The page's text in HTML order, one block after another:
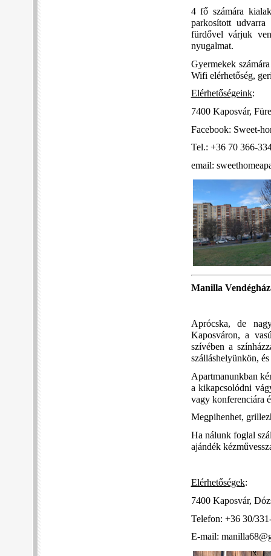
4 fő számára
parkosított
fürdővel várjuk
nyugalmat.
Gyermekek
Wifi elérhetőség,
Elérhetőségeink:
7400 Kaposvár,
Facebook: Sweet-
Tel.: +36 70 366-
email:
Manilla
Aprócska, de
Kaposváron, a
szívében a
szálláshelyünkön,
Apartmanunkban
a kikapcsolódni
vagy konferenciára
Megpihenhet,
Ha nálunk foglal
ajándék
Elérhetőségek:
7400 Kaposvár,
Telefon: +36 30/
E-mail: